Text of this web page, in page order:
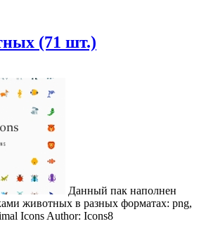
(71 шт.)
Данный пак наполнен
животных в разных форматах: png,
Icons Author: Icons8